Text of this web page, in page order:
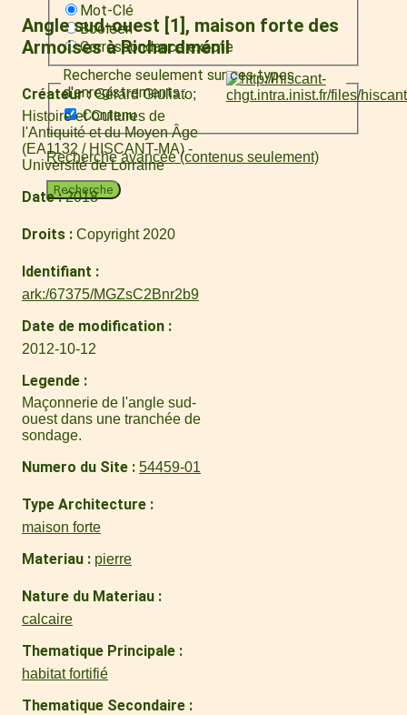
Mot-Clé
Booléen
Correspondance exacte
Recherche seulement sur ces types
d'enregistrements :
Contenu
Recherche avancée (contenus seulement)
Recherche
Angle sud-ouest [1], maison forte des
Armoises à Richardménil
Créateur
Gérard Giuliato
Histoire et Cultures de
l'Antiquité et du Moyen Âge
(EA1132 / HISCANT-MA) -
Université de Lorraine
Date 2018
Droits Copyright 2020
Identifiant
ark:/67375/MGZsC2Bnr2b9
Date de modification
2012-10-12
Legende
Maçonnerie de l'angle sud-
ouest dans une tranchée de
sondage.
Numero du Site 54459-01
Type Architecture
maison forte
Materiau pierre
Nature du Materiau
calcaire
Thematique Principale
habitat fortifié
Thematique Secondaire